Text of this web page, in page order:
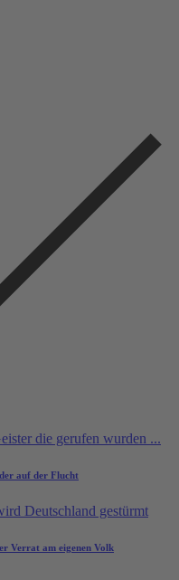
auf der Flucht
Verrat am eigenen Volk